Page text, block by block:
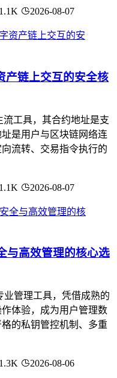
2026-08-07
产链上交互的安全核
工具，其合约地址是支
是用户与区块链网络连
流转、交易指令执行的
2026-08-07
与高效管理的核心选
管理工具，凭借成熟的
体验，成为用户管理数
的私钥管控机制、多重
2026-08-06